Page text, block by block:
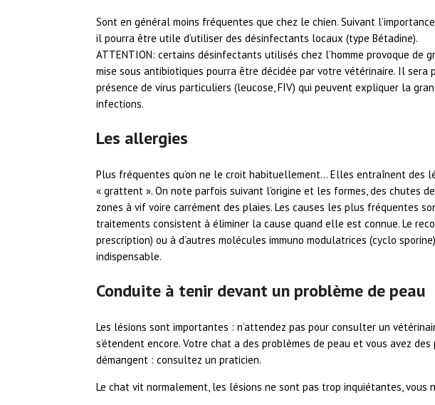
Sont en général moins fréquentes que chez le chien. Suivant
il pourra être utile d’utiliser des désinfectants locaux (type Bétadine).
ATTENTION: certains désinfectants utilisés chez l’homme provoque de
mise sous antibiotiques pourra être décidée par votre vétérinaire. Il sera
présence de virus particuliers (leucose, FIV) qui peuvent expliquer la
infections.
Les allergies
Plus fréquentes qu’on ne le croit habituellement… Elles entraînent des
« grattent ». On note parfois suivant l’origine et les formes, des chutes
zones à vif voire carrément des plaies. Les causes les plus fréquentes
traitements consistent à éliminer la cause quand elle est connue. Le
prescription) ou à d’autres molécules immuno modulatrices (cyclo
indispensable.
Conduite à tenir devant un problème de peau
Les lésions sont importantes : n’attendez pas pour consulter un
s’étendent encore. Votre chat a des problèmes de peau et vous avez
démangent : consultez un praticien.
Le chat vit normalement, les lésions ne sont pas trop inquiétantes, vous